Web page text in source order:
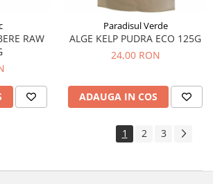
RAW
Paradisul Verde
ALGE KELP PUDRA ECO 125G
24,00 RON
ADAUGA IN COS
1 2 3